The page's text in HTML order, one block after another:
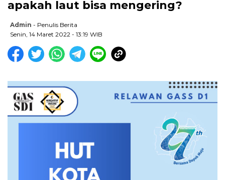
apakah laut bisa mengering?
Admin - Penulis Berita
Senin, 14 Maret 2022 - 13:19 WIB